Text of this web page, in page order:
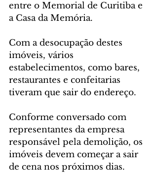
entre o Memorial de Curitiba e
a Casa da Memória.
Com a desocupação destes
imóveis, vários
estabelecimentos, como bares,
restaurantes e confeitarias
tiveram que sair do endereço.
Conforme conversado com
representantes da empresa
responsável pela demolição, os
imóveis devem começar a sair
de cena nos próximos dias.